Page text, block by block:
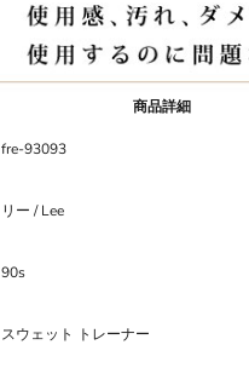
商品詳細
fre-93093
リー / Lee
90s
スウェット トレーナー